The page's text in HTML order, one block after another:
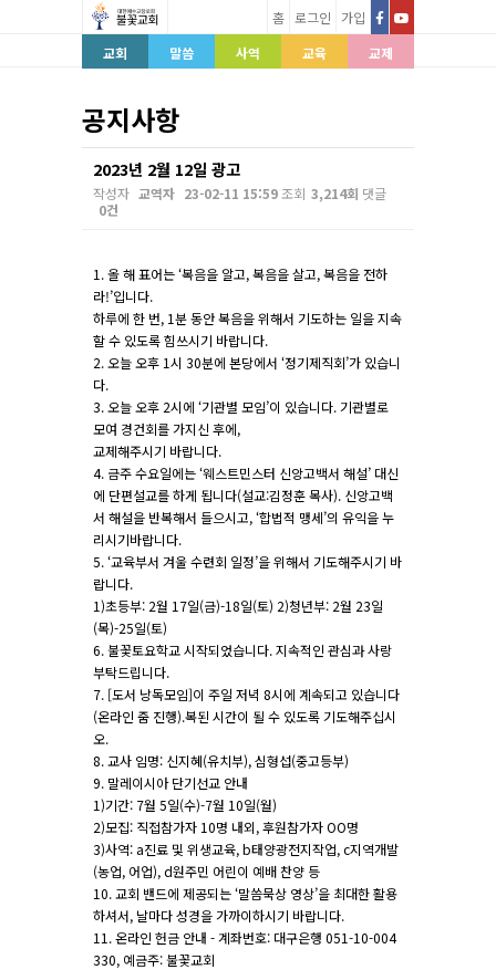
홈 로그인
가입
교회
말씀 사역 교육 교제
공지사항
2023년 2월 12일 광고
작성자 교역자 23-02-11 15:59조회 3,214회 댓글
0건
1. 올 해 표어는 ‘복음을 알고, 복음을 살고, 복음을 전하
라!’입니다.
하루에 한 번, 1분 동안 복음을 위해서 기도하는 일을 지속
할 수 있도록 힘쓰시기 바랍니다.
2. 오늘 오후 1시 30분에 본당에서 ‘정기제직회’가 있습니
다.
3. 오늘 오후 2시에 ‘기관별 모임’이 있습니다. 기관별로
모여 경건회를 가지신 후에,
교제해주시기 바랍니다.
4. 금주 수요일에는 ‘웨스트민스터 신앙고백서 해설’ 대신
에 단편설교를 하게 됩니다(설교:김정훈 목사). 신앙고백
서 해설을 반복해서 들으시고, ‘합법적 맹세’의 유익을 누
리시기바랍니다.
5. ‘교육부서 겨울 수련회 일정’을 위해서 기도해주시기 바
랍니다.
1)초등부: 2월 17일(금)-18일(토) 2)청년부: 2월 23일
(목)-25일(토)
6. 불꽃토요학교 시작되었습니다. 지속적인 관심과 사랑
부탁드립니다.
7. [도서 낭독모임]이 주일 저녁 8시에 계속되고 있습니다
(온라인 줌 진행).복된 시간이 될 수 있도록 기도해주십시
오.
8. 교사 임명: 신지혜(유치부), 심형섭(중고등부)
9. 말레이시아 단기선교 안내
1)기간: 7월 5일(수)-7월 10일(월)
2)모집: 직접참가자 10명 내외, 후원참가자 OO명
3)사역: a진료 및 위생교육, b태양광전지작업, c지역개발
(농업, 어업), d원주민 어린이 예배 찬양 등
10. 교회 밴드에 제공되는 ‘말씀묵상 영상’을 최대한 활용
하셔서, 날마다 성경을 가까이하시기 바랍니다.
11. 온라인 헌금 안내 - 계좌번호: 대구은행 051-10-004
330, 예금주: 불꽃교회